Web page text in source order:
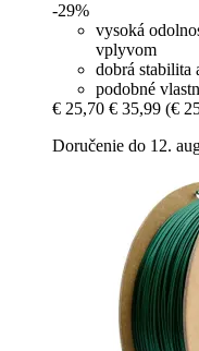
-29%
vysoká
vplyvom
dobrá stabilita
podobné
€ 25,70 € 35,99 (€
Doručenie do 12.